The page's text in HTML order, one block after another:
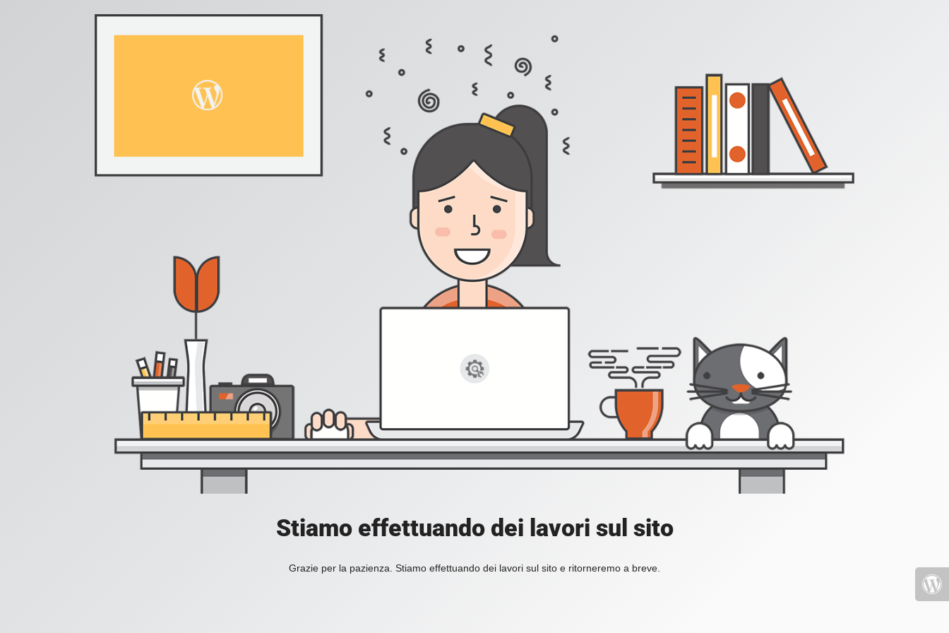
Stiamo effettuando dei lavori sul sito
Grazie per la pazienza. Stiamo effettuando dei lavori sul sito e ritorneremo a breve.